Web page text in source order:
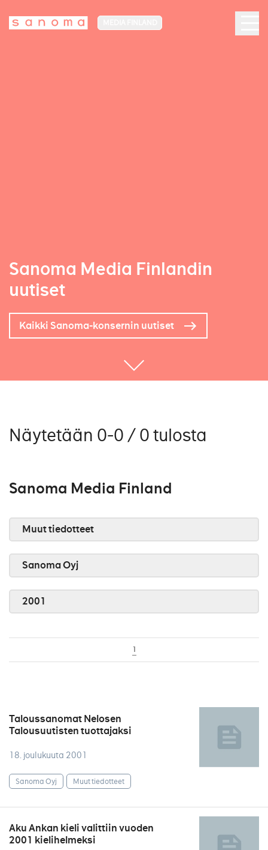
Sanoma Media Finlandin
uutiset
Kaikki Sanoma-konsernin uutiset
Näytetään 0-0 / 0 tulosta
Sanoma Media Finland
Muut tiedotteet
Sanoma Oyj
2001
1
Taloussanomat Nelosen
Talousuutisten tuottajaksi
18. joulukuuta 2001
Sanoma Oyj Muut tiedotteet
Aku Ankan kieli valittiin vuoden
2001 kielihelmeksi